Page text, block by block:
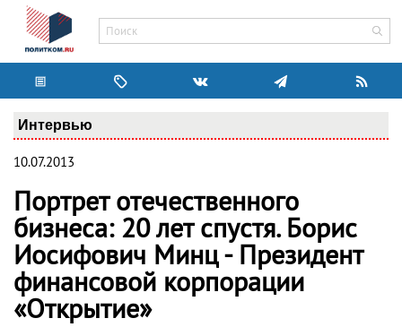
Интервью
10.07.2013
Портрет отечественного
бизнеса: 20 лет спустя. Борис
Иосифович Минц - Президент
финансовой корпорации
«Открытие»